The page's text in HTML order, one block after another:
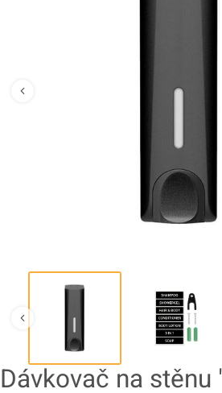
Dávkovač na stěnu